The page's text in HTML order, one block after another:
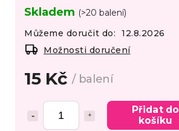
15 Kč/ balení
Přidat do
košíku
Skladem (>20 balení)
Můžeme doručit do:
12.8.2026
Možnosti doručení